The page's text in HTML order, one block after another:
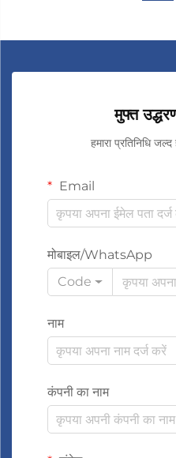
मुफ्त
हमारा प्रतिनिधि
Email
मोबाइल/WhatsApp
Code
नाम
कंपनी का नाम